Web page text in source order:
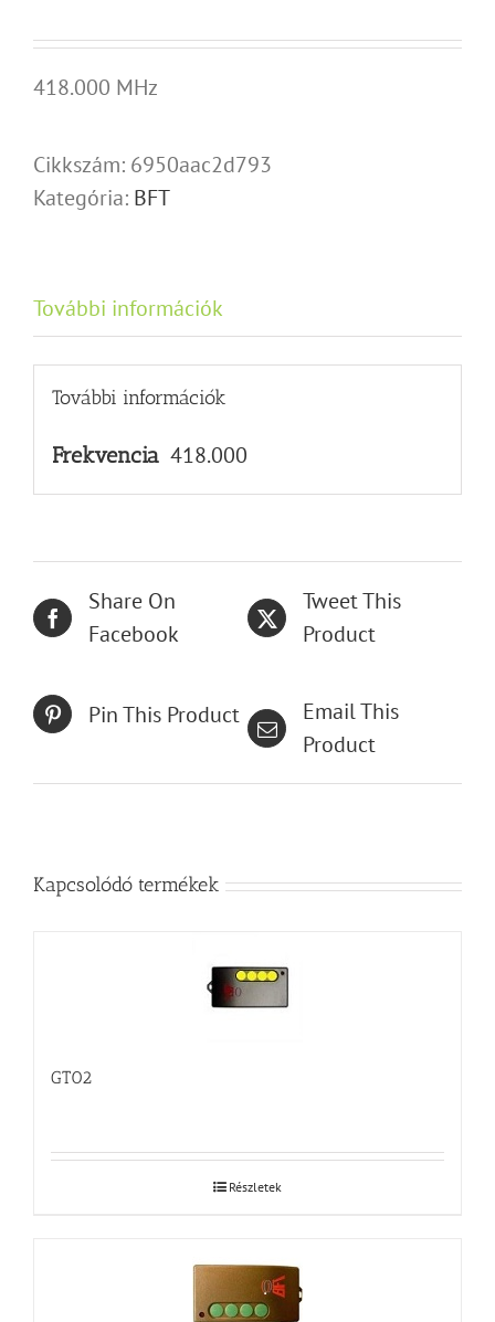
418.000 MHz
Cikkszám: 6950aac2d793
Kategória: BFT
További információk
További információk
Frekvencia 418.000
Share On
Facebook
Tweet This
Product
Pin This Product
Email This
Product
Kapcsolódó termékek
GT02
Részletek